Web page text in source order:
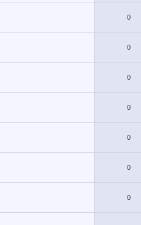
0
0
0
0
0
0
0